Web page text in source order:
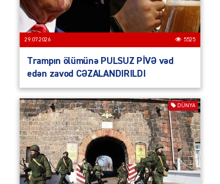
29.07.2026 5525
Trampın ölümünə PULSUZ PİVƏ vəd
edən zavod CƏZALANDIRILDI
DÜNYA